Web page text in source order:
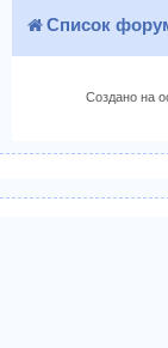
Список
Создано на